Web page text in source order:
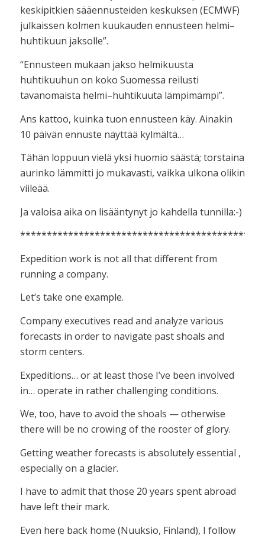
keskipitkien sääennusteiden keskuksen (ECMWF)
julkaissen kolmen kuukauden ennusteen helmi–
huhtikuun jaksolle”.
“Ennusteen mukaan jakso helmikuusta
huhtikuuhun on koko Suomessa reilusti
tavanomaista helmi–huhtikuuta lämpimämpi”.
Ans kattoo, kuinka tuon ennusteen käy. Ainakin
10 päivän ennuste näyttää kylmältä…
Tähän loppuun vielä yksi huomio säästä; torstaina
aurinko lämmitti jo mukavasti, vaikka ulkona olikin
viileää.
Ja valoisa aika on lisääntynyt jo kahdella tunnilla:-)
Expedition work is not all that different from
running a company.
Let’s take one example.
Company executives read and analyze various
forecasts in order to navigate past shoals and
storm centers.
Expeditions… or at least those I’ve been involved
in… operate in rather challenging conditions.
We, too, have to avoid the shoals — otherwise
there will be no crowing of the rooster of glory.
Getting weather forecasts is absolutely essential ,
especially on a glacier.
I have to admit that those 20 years spent abroad
have left their mark.
Even here back home (Nuuksio, Finland), I follow